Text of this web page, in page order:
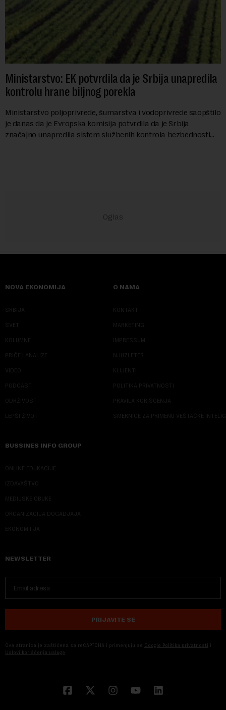
Ministarstvo: EK potvrdila da je Srbija unapredila
kontrolu hrane biljnog porekla
Ministarstvo poljoprivrede, šumarstva i vodoprivrede saopštilo
je danas da je Evropska komisija potvrdila da je Srbija
značajno unapredila sistem službenih kontrola bezbednosti
NOVA EKONOMIJA
SRBIJA
SVET
KOLUMNE
PRIČE I ANALIZE
VIDEO
PODCAST
ODRŽIVOST
LEPŠI ŽIVOT
O NAMA
KONTAKT
MARKETING
IMPRESSUM
NJUZLETER
KLIJENTI
POLITIKA PRIVATNOSTI
PRAVILA KORIŠĆENJA
SMERNICE ZA PRIMENU VEŠTAČKE
BUSSINES INFO GROUP
ONLINE EDUKACIJE
IZDAVAŠTVO
MEDIJSKE OBUKE
ORGANIZACIJA DOGADJAJA
EKONOM I JA
NEWSLETTER
PRIJAVITE SE
Ova stranica je zaštićena sa reCAPTCHA i primenjuju se Google Politika privatnosti i
Uslovi korišćenja usluge